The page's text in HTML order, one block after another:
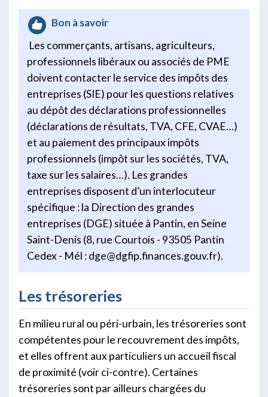
Bon à savoir
Les commerçants, artisans, agriculteurs,
professionnels libéraux ou associés de PME
doivent contacter le service des impôts des
entreprises (SIE) pour les questions relatives
au dépôt des déclarations professionnelles
(déclarations de résultats, TVA, CFE, CVAE…)
et au paiement des principaux impôts
professionnels (impôt sur les sociétés, TVA,
taxe sur les salaires…). Les grandes
entreprises disposent d’un interlocuteur
spécifique : la Direction des grandes
entreprises (DGE) située à Pantin, en Seine
Saint-Denis (8, rue Courtois - 93505 Pantin
Cedex - Mél : dge@dgfip.finances.gouv.fr).
Les trésoreries
En milieu rural ou péri-urbain, les trésoreries sont
compétentes pour le recouvrement des impôts,
et elles offrent aux particuliers un accueil fiscal
de proximité (voir ci-contre). Certaines
trésoreries sont par ailleurs chargées du